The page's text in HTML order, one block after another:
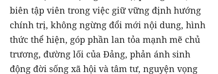
biên tập viên trong việc giữ vững định hướng
chính trị, không ngừng đổi mới nội dung, hình
thức thể hiện, góp phần lan tỏa mạnh mẽ chủ
trương, đường lối của Đảng, phản ánh sinh
động đời sống xã hội và tâm tư, nguyện vọng